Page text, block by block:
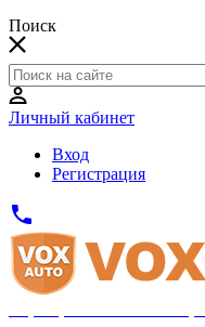
Поиск
Личный кабинет
Вход
Регистрация
phone